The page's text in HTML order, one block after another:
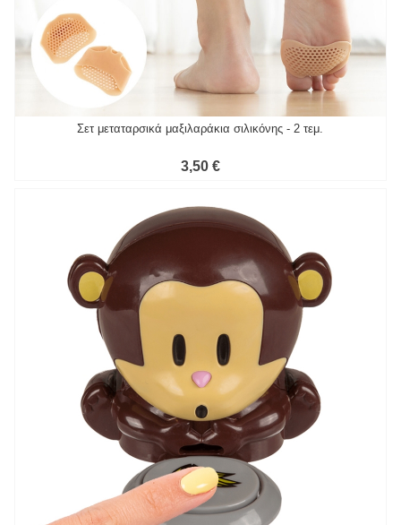
Σετ μεταταρσικά μαξιλαράκια σιλικόνης - 2 τεμ.
3,50 €